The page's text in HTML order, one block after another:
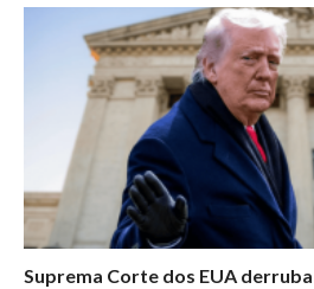
Suprema Corte dos EUA